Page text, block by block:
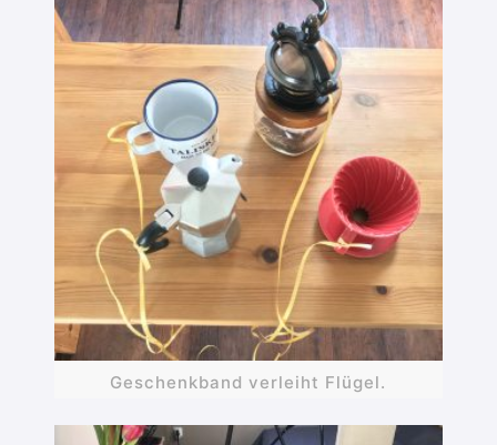
Geschenkband verleiht Flügel.